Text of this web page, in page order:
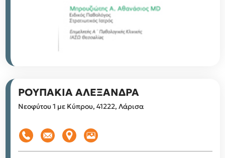
ΡΟΥΠΑΚΙΑ ΑΛΕΞΑΝΔΡΑ
Νεοφύτου 1 με Κύπρου, 41222, Λάρισα